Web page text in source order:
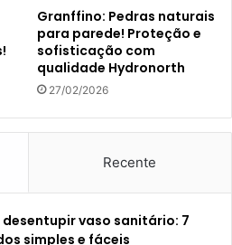
Granffino: Pedras naturais
para parede! Proteção e
sofisticação com
qualidade Hydronorth
27/02/2026
Recente
desentupir vaso sanitário: 7
simples e fáceis